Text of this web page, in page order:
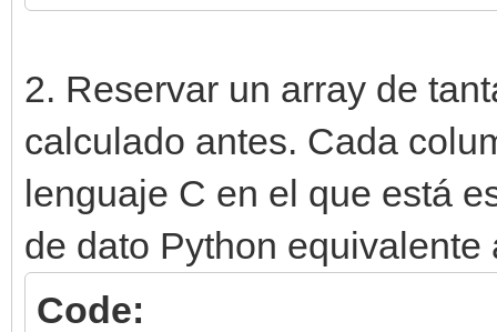
2. Reservar un array de
calculado antes. Cada
lenguaje C en el que está
de dato Python
Code: